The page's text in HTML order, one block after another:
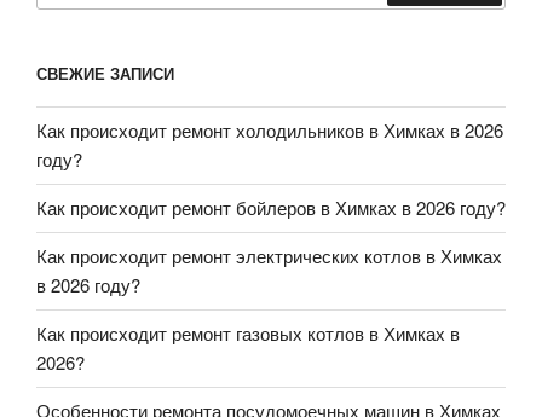
СВЕЖИЕ ЗАПИСИ
Как происходит ремонт холодильников в Химках в 2026
году?
Как происходит ремонт бойлеров в Химках в 2026 году?
Как происходит ремонт электрических котлов в Химках
в 2026 году?
Как происходит ремонт газовых котлов в Химках в
2026?
Особенности ремонта посудомоечных машин в Химках